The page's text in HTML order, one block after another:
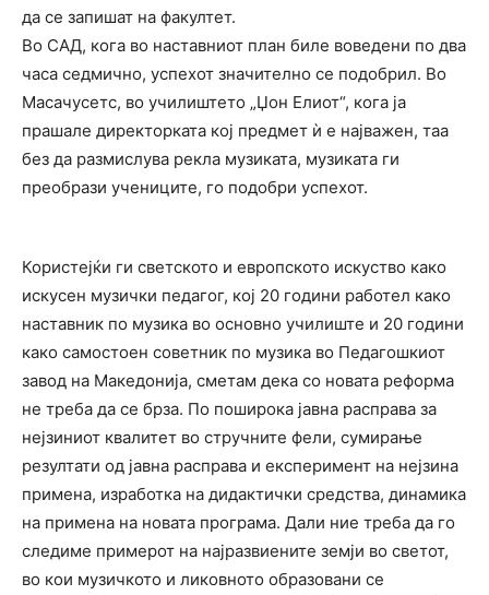
да се запишат на факултет.
Во САД, кога во наставниот план биле воведени по два
часа седмично, успехот значително се подобрил. Во
Масачусетс, во училиштето „Џон Елиот“, кога ја
прашале директорката кој предмет ѝ е најважен, таа
без да размислува рекла музиката, музиката ги
преобрази учениците, го подобри успехот.
Користејќи ги светското и европското искуство како
искусен музички педагог, кој 20 години работел како
наставник по музика во основно училиште и 20 години
како самостоен советник по музика во Педагошкиот
завод на Македонија, сметам дека со новата реформа
не треба да се брза. По поширока јавна расправа за
нејзиниот квалитет во стручните фели, сумирање
резултати од јавна расправа и експеримент на нејзина
примена, изработка на дидактички средства, динамика
на примена на новата програма. Дали ние треба да го
следиме примерот на најразвиените земји во светот,
во кои музичкото и ликовното образовани се